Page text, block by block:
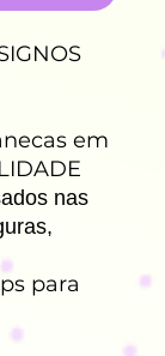
em
nas
para